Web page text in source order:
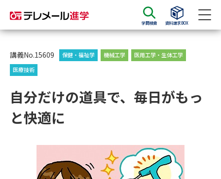
学問検索 資料請求BOX
資料請求 資料検索
大学・短大の資料種類から請求
大学パンフ
集要項＆願書
募集要項＆願書
講義No.15609 保健・福祉学 機械工学
医用工学・生体工学
医療技術
自分だけの道具で、毎日がもっ
と快適に